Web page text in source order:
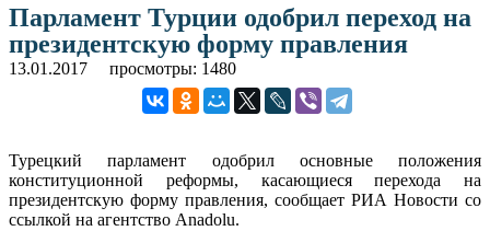
Парламент Турции одобрил переход на
президентскую форму правления
13.01.2017 просмотры: 1480
Турецкий парламент одобрил основные положения
конституционной реформы, касающиеся перехода на
президентскую форму правления, сообщает РИА Новости со
ссылкой на агентство Anadolu.